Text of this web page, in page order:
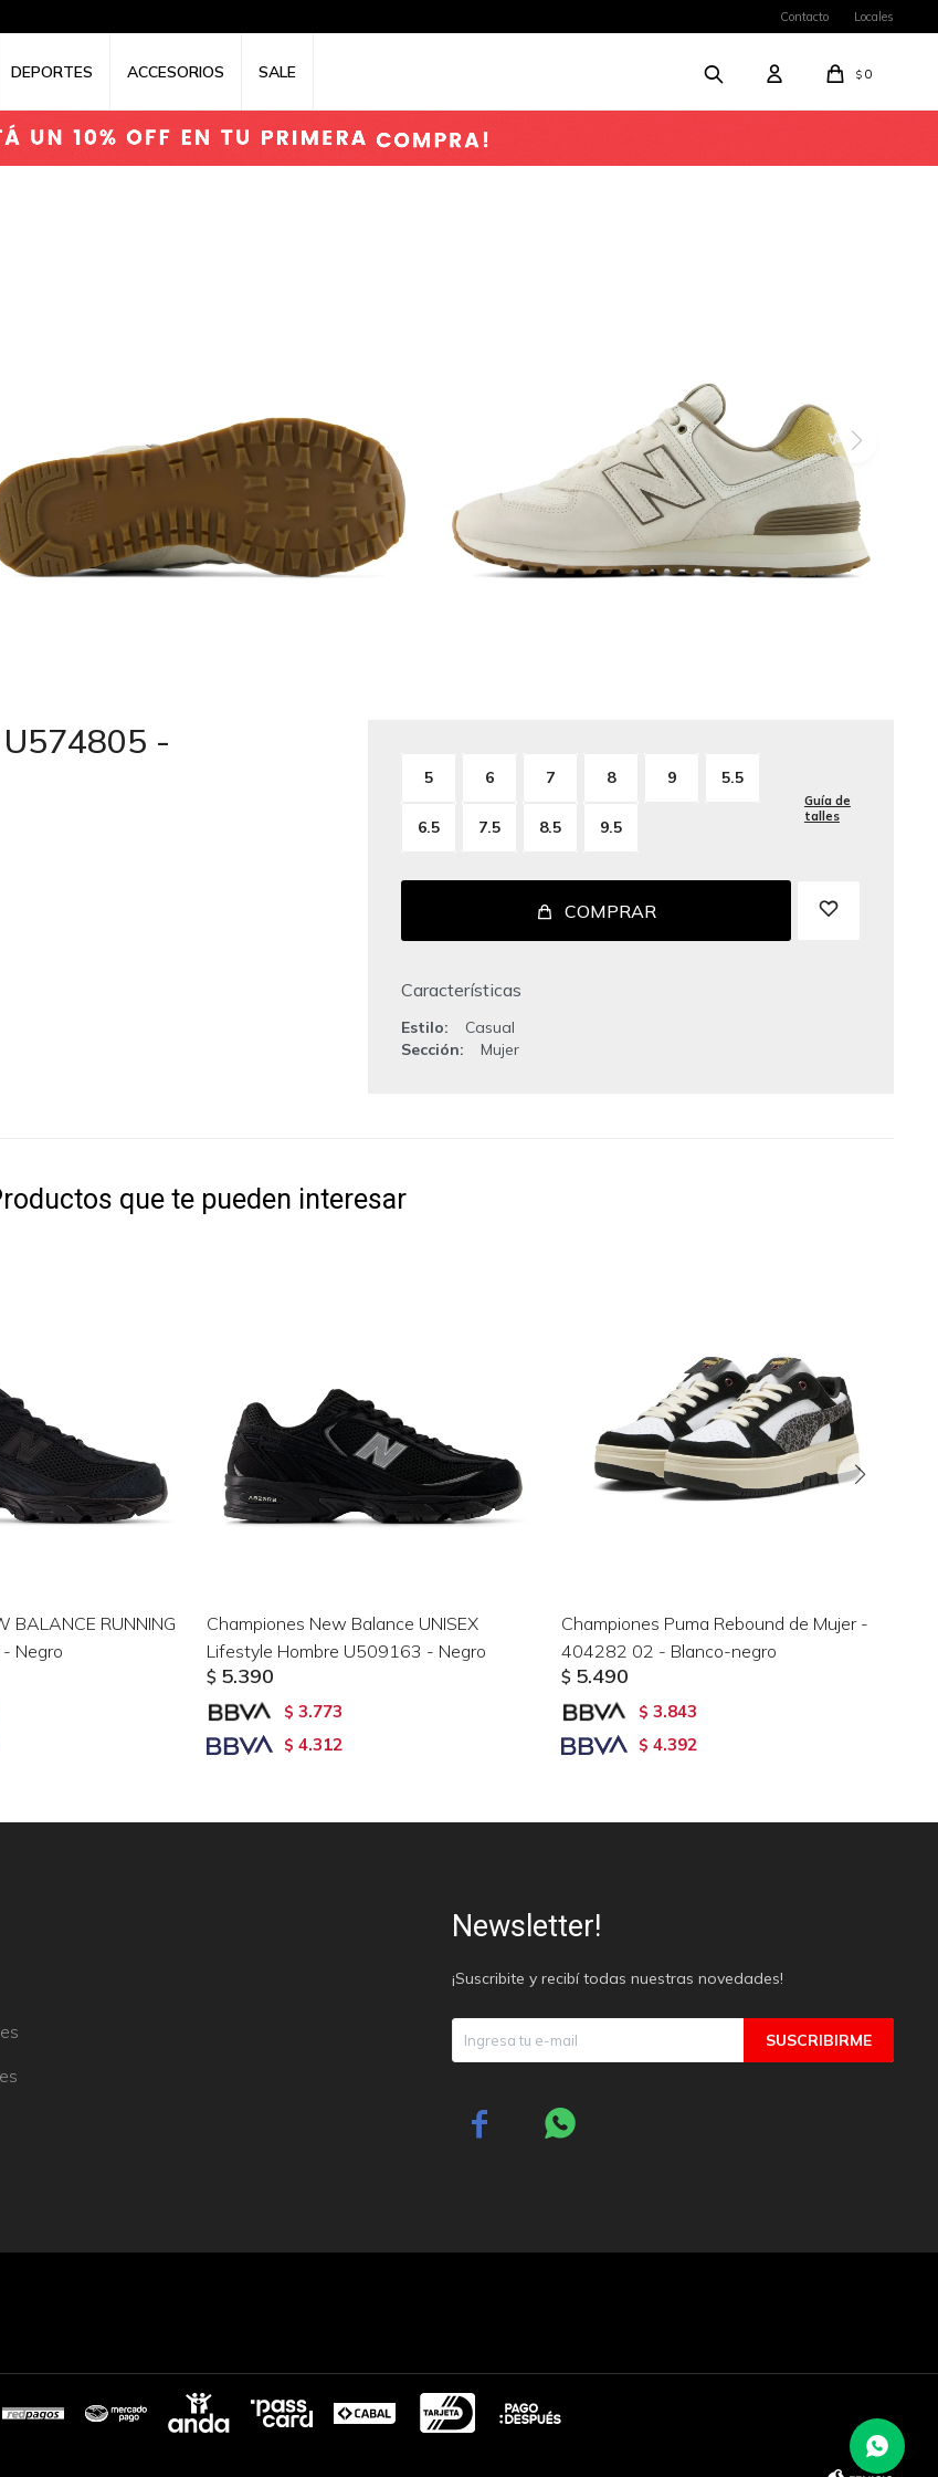
DEPORTES ACCESORIOS SALE $ 0
Contacto Locales
-
5 6 7 8 9 5.5
6.5 7.5 8.5 9.5
Guía de
talles
COMPRAR
Características
Estilo
Casual
Sección
Mujer
que te pueden interesar
BALANCE RUNNING
- Negro
Championes New Balance UNISEX
Lifestyle Hombre U509163 - Negro
$ 5.390
$ 3.773
$ 4.312
Championes Puma Rebound de Mujer -
404282 02 - Blanco-negro
$ 5.490
$ 3.843
$ 4.392
Newsletter!
¡Suscribite y recibí todas nuestras novedades!
SUSCRIBIRME
 